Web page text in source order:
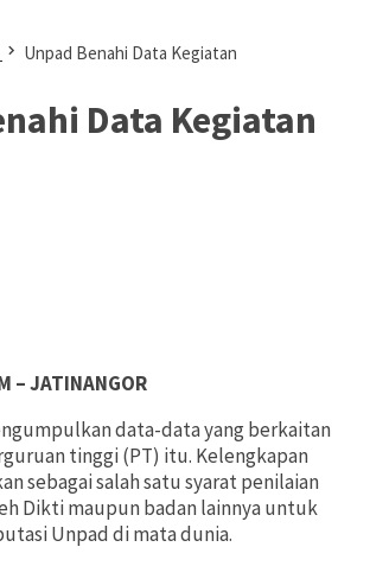
Unpad Benahi Data Kegiatan
Data Kegiatan
– JATINANGOR
data-data yang berkaitan
tinggi (PT) itu. Kelengkapan
sebagai salah satu syarat penilaian
Dikti maupun badan lainnya untuk
Unpad di mata dunia.